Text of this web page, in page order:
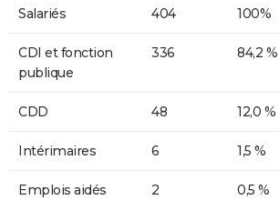
Salariés 404 100%
CDI et fonction
publique
336 84,2 %
CDD 48 12,0 %
Intérimaires 6 1,5 %
Emplois aidés 2 0,5 %